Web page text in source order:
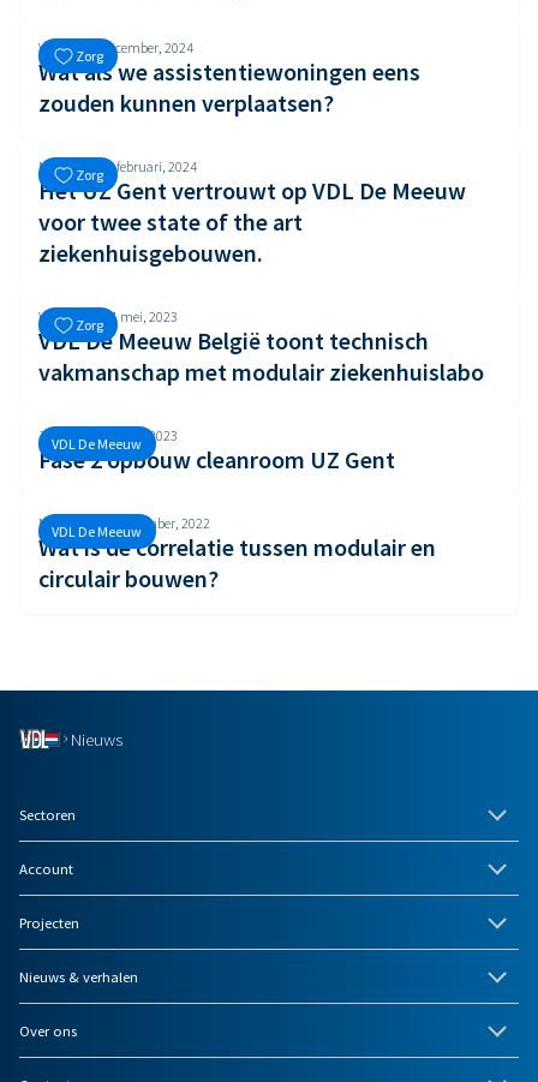
Zorg
Vrijdag, 20 december, 2024
Wat als we assistentiewoningen eens
zouden kunnen verplaatsen?
Zorg
Maandag, 26 februari, 2024
Het UZ Gent vertrouwt op VDL De Meeuw
voor twee state of the art
ziekenhuisgebouwen.
Zorg
Woensdag, 31 mei, 2023
VDL De Meeuw België toont technisch
vakmanschap met modulair ziekenhuislabo
VDL De Meeuw
Zondag, 1 januari, 2023
Fase 2 opbouw cleanroom UZ Gent
VDL De Meeuw
Maandag, 14 november, 2022
Wat is de correlatie tussen modulair en
circulair bouwen?
Nieuws
Sectoren
Account
Projecten
Nieuws & verhalen
Over ons